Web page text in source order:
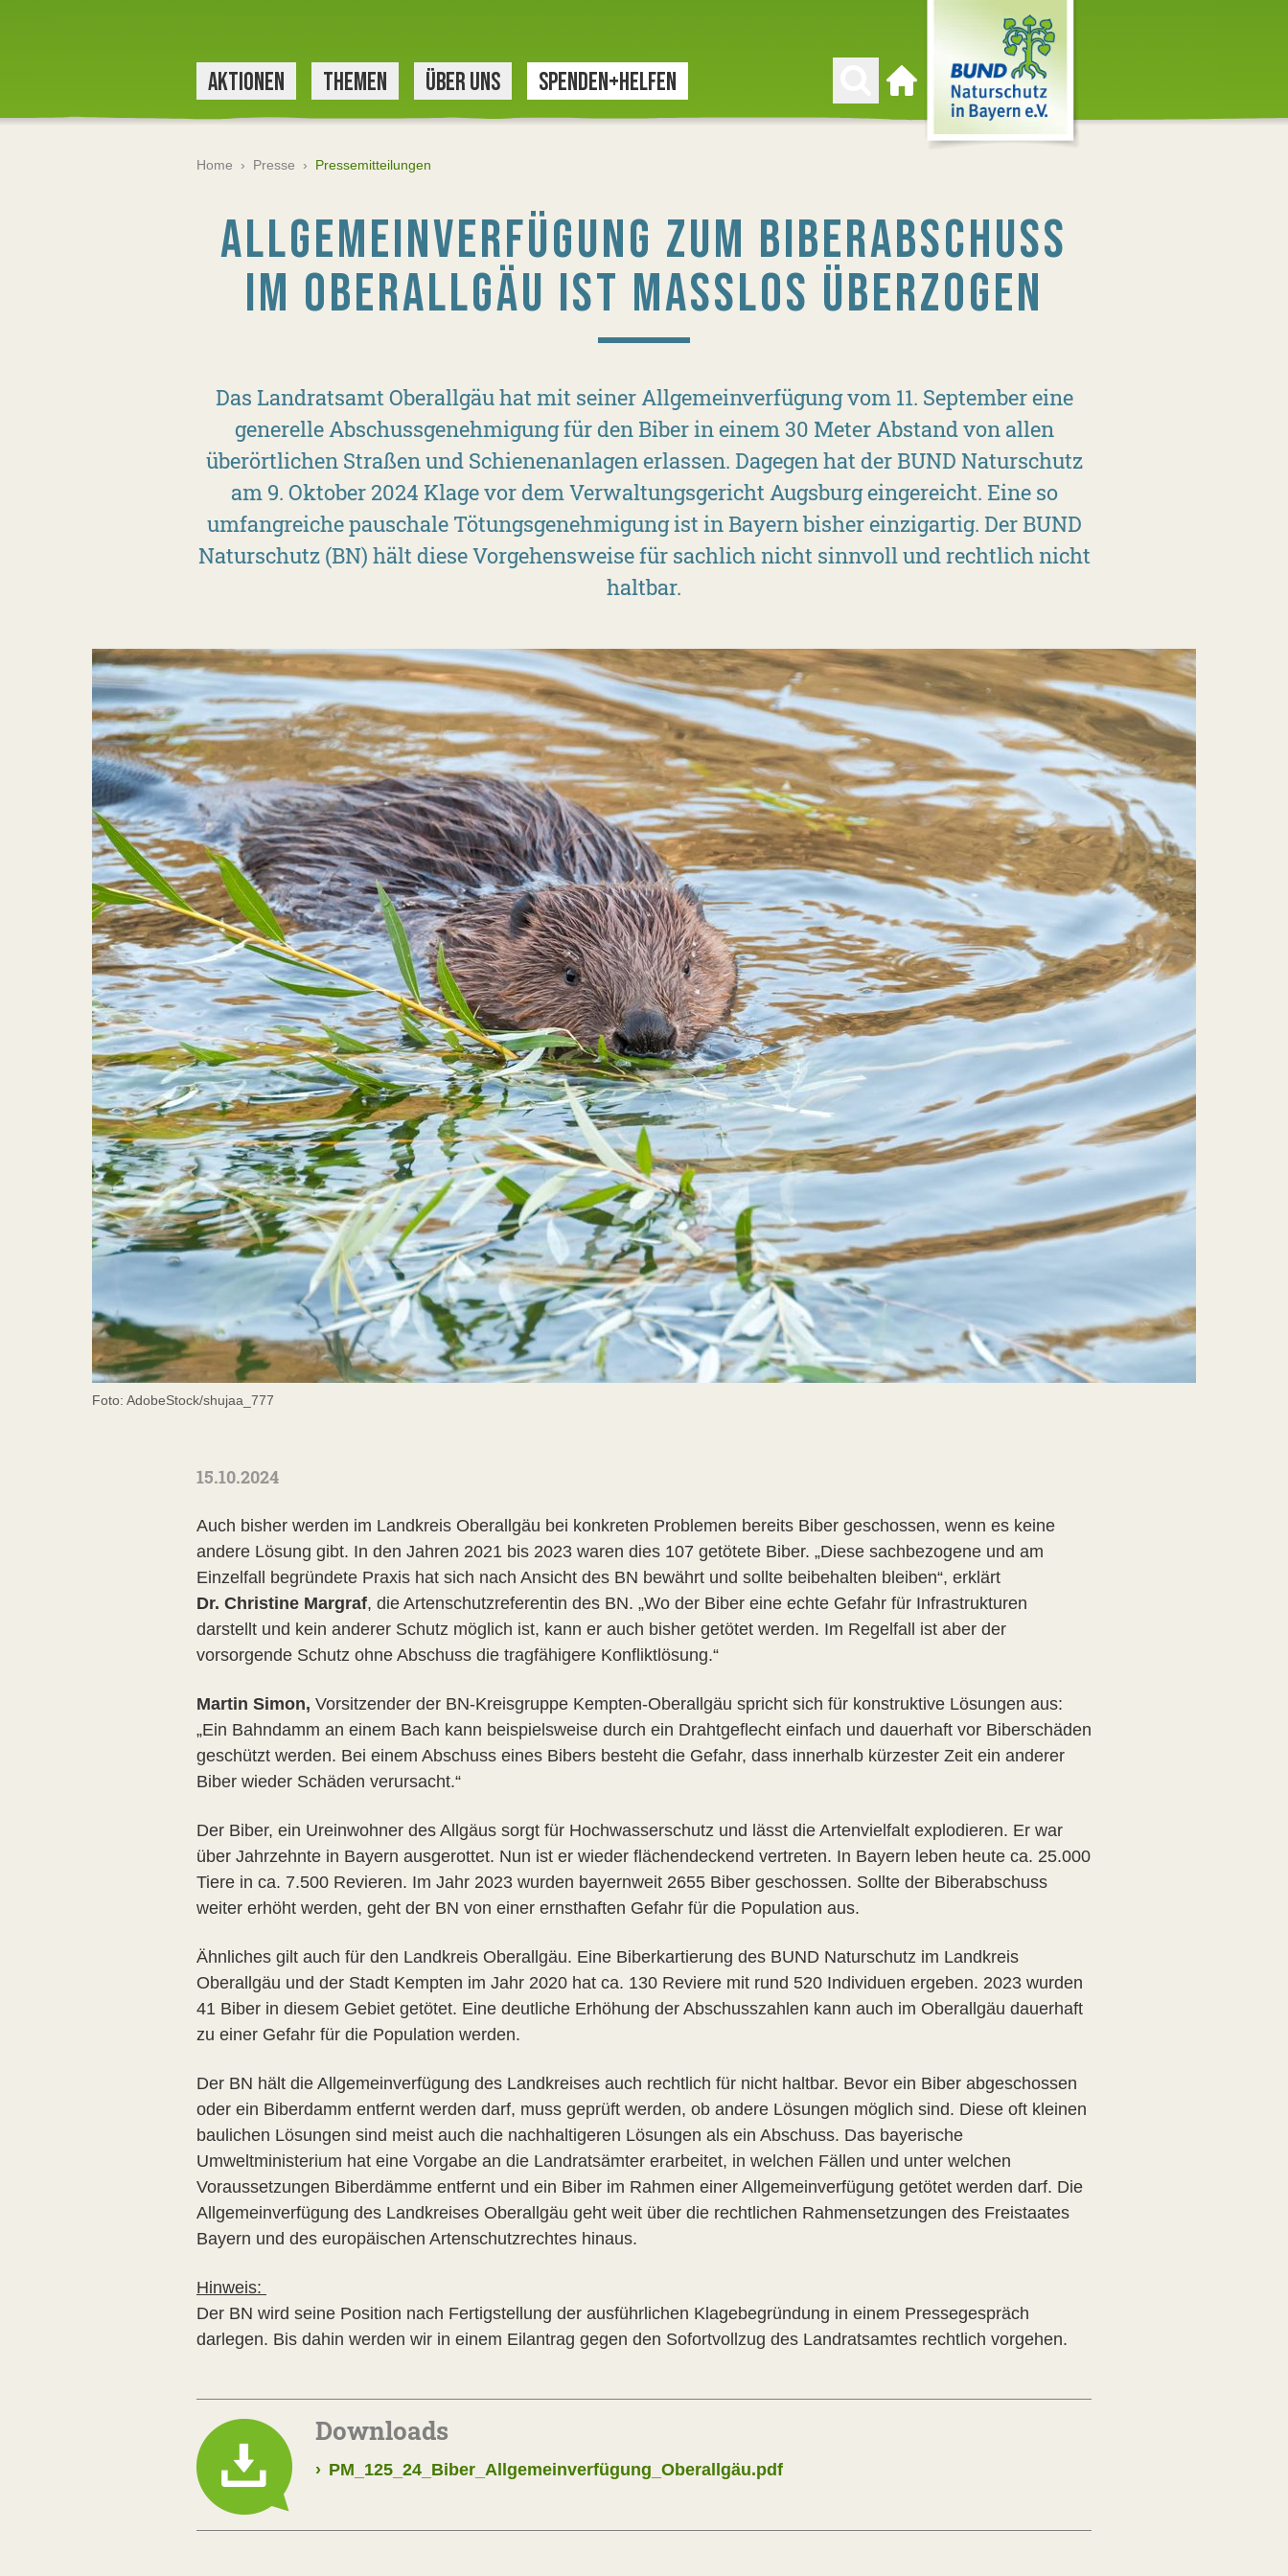
AKTIONEN THEMEN ÜBER UNS SPENDEN+HELFEN
Zur Startseite
Home › Presse › Pressemitteilungen
ALLGEMEINVERFÜGUNG ZUM BIBERABSCHUSS
IM OBERALLGÄU IST MASSLOS ÜBERZOGEN
Das Landratsamt Oberallgäu hat mit seiner Allgemeinverfügung vom 11. September eine
generelle Abschussgenehmigung für den Biber in einem 30 Meter Abstand von allen
überörtlichen Straßen und Schienenanlagen erlassen. Dagegen hat der BUND Naturschutz
am 9. Oktober 2024 Klage vor dem Verwaltungsgericht Augsburg eingereicht. Eine so
umfangreiche pauschale Tötungsgenehmigung ist in Bayern bisher einzigartig. Der BUND
Naturschutz (BN) hält diese Vorgehensweise für sachlich nicht sinnvoll und rechtlich nicht
haltbar.
Foto: AdobeStock/shujaa_777
15.10.2024
Auch bisher werden im Landkreis Oberallgäu bei konkreten Problemen bereits Biber geschossen, wenn es keine
andere Lösung gibt. In den Jahren 2021 bis 2023 waren dies 107 getötete Biber. „Diese sachbezogene und am
Einzelfall begründete Praxis hat sich nach Ansicht des BN bewährt und sollte beibehalten bleiben“, erklärt
Dr. Christine Margraf, die Artenschutzreferentin des BN. „Wo der Biber eine echte Gefahr für Infrastrukturen
darstellt und kein anderer Schutz möglich ist, kann er auch bisher getötet werden. Im Regelfall ist aber der
vorsorgende Schutz ohne Abschuss die tragfähigere Konfliktlösung.“
Martin Simon, Vorsitzender der BN-Kreisgruppe Kempten-Oberallgäu spricht sich für konstruktive Lösungen aus:
„Ein Bahndamm an einem Bach kann beispielsweise durch ein Drahtgeflecht einfach und dauerhaft vor Biberschäden
geschützt werden. Bei einem Abschuss eines Bibers besteht die Gefahr, dass innerhalb kürzester Zeit ein anderer
Biber wieder Schäden verursacht.“
Der Biber, ein Ureinwohner des Allgäus sorgt für Hochwasserschutz und lässt die Artenvielfalt explodieren. Er war
über Jahrzehnte in Bayern ausgerottet. Nun ist er wieder flächendeckend vertreten. In Bayern leben heute ca. 25.000
Tiere in ca. 7.500 Revieren. Im Jahr 2023 wurden bayernweit 2655 Biber geschossen. Sollte der Biberabschuss
weiter erhöht werden, geht der BN von einer ernsthaften Gefahr für die Population aus.
Ähnliches gilt auch für den Landkreis Oberallgäu. Eine Biberkartierung des BUND Naturschutz im Landkreis
Oberallgäu und der Stadt Kempten im Jahr 2020 hat ca. 130 Reviere mit rund 520 Individuen ergeben. 2023 wurden
41 Biber in diesem Gebiet getötet. Eine deutliche Erhöhung der Abschusszahlen kann auch im Oberallgäu dauerhaft
zu einer Gefahr für die Population werden.
Der BN hält die Allgemeinverfügung des Landkreises auch rechtlich für nicht haltbar. Bevor ein Biber abgeschossen
oder ein Biberdamm entfernt werden darf, muss geprüft werden, ob andere Lösungen möglich sind. Diese oft kleinen
baulichen Lösungen sind meist auch die nachhaltigeren Lösungen als ein Abschuss. Das bayerische
Umweltministerium hat eine Vorgabe an die Landratsämter erarbeitet, in welchen Fällen und unter welchen
Voraussetzungen Biberdämme entfernt und ein Biber im Rahmen einer Allgemeinverfügung getötet werden darf. Die
Allgemeinverfügung des Landkreises Oberallgäu geht weit über die rechtlichen Rahmensetzungen des Freistaates
Bayern und des europäischen Artenschutzrechtes hinaus.
Hinweis:
Der BN wird seine Position nach Fertigstellung der ausführlichen Klagebegründung in einem Pressegespräch
darlegen. Bis dahin werden wir in einem Eilantrag gegen den Sofortvollzug des Landratsamtes rechtlich vorgehen.
Downloads
› PM_125_24_Biber_Allgemeinverfügung_Oberallgäu.pdf